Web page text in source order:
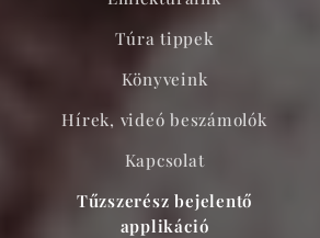
Túra tippek
Könyveink
Hírek, videó beszámolók
Kapcsolat
Tűzszerész bejelentő
applikáció